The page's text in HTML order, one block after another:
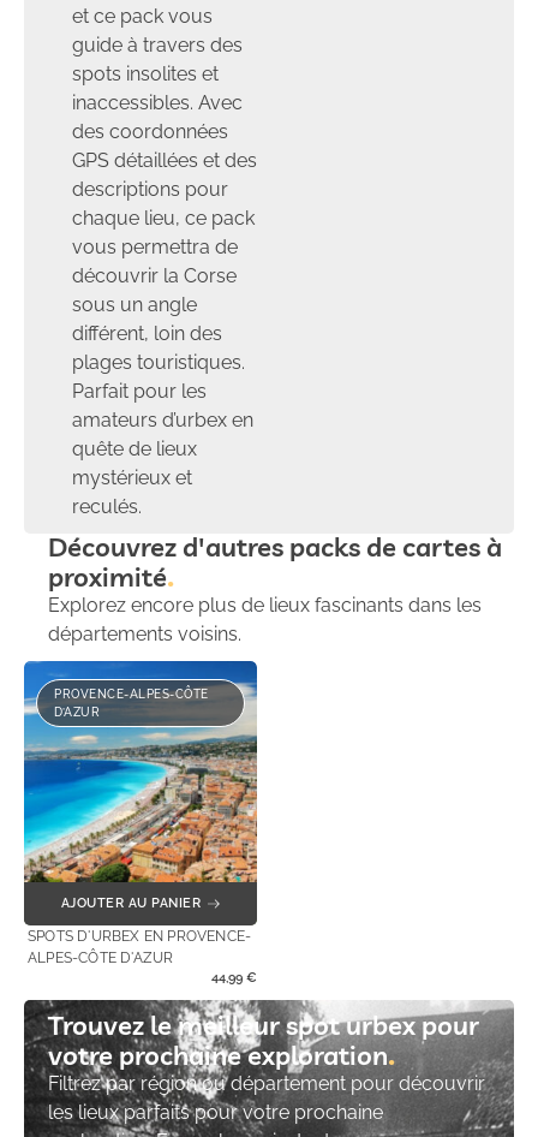
et ce pack vous
guide à travers des
spots insolites et
inaccessibles. Avec
des coordonnées
GPS détaillées et des
descriptions pour
chaque lieu, ce pack
vous permettra de
découvrir la Corse
sous un angle
différent, loin des
plages touristiques.
Parfait pour les
amateurs d’urbex en
quête de lieux
mystérieux et
reculés.
Découvrez d'autres packs de cartes à
proximité
Explorez encore plus de lieux fascinants dans les
départements voisins.
PROVENCE-ALPES-CÔTE
D’AZUR
AJOUTER AU PANIER
SPOTS D'URBEX EN PROVENCE-
ALPES-CÔTE D'AZUR
44,99 €
Trouvez le meilleur spot urbex pour
votre prochaine exploration​
Filtrez par région ou département pour découvrir
les lieux parfaits pour votre prochaine